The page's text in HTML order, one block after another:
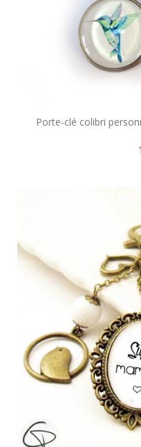
Porte-clé colibri